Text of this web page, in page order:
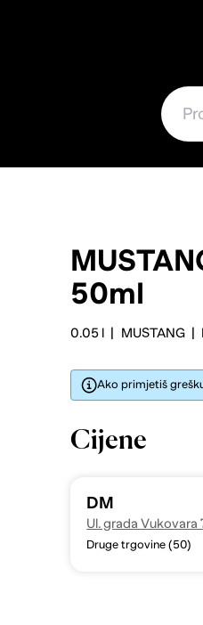
50ml
0.05 l MUSTANG
Ako primjetiš
Cijene
DM
Ul. grada Vukovara
Druge trgovine (50)